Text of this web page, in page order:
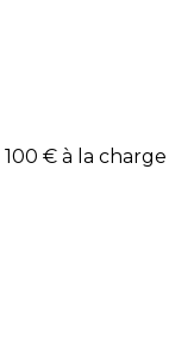
100 € à la charge